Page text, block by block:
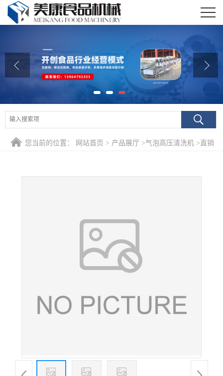
公司介绍
公司动态
产品展厅
联系我们
您当前的位置： 网站首页 > 产品展厅 >气泡高压清洗机 >直销